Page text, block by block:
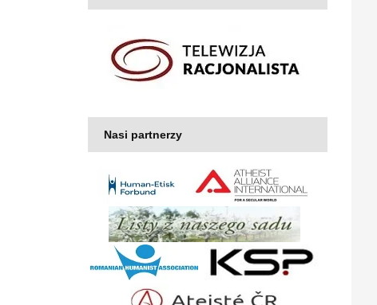
Nasi partnerzy